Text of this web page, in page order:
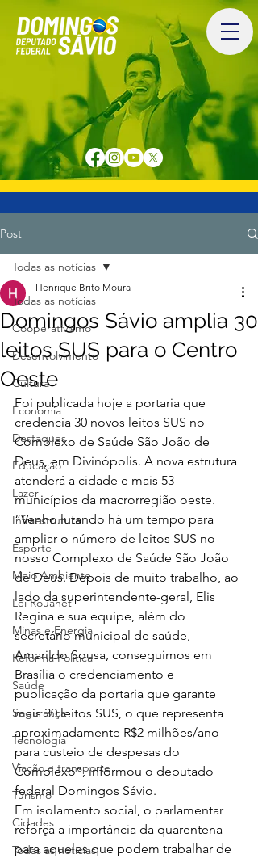
Post
Todas as notícias
Cooperativismo
Desenvolvimento
Cultura
Economia
Destaques
Educação
Lazer
Infraestrutura
Esporte
Meio Ambiente
Lei Rouanet
Minas e Energia
Reforma Política
Saúde
Segurança
Tecnologia
Viação e transporte
Turismo
Cidades
Todas as notícias
Todas as notícias
Domingos Sávio amplia 30
leitos SUS para o Centro
Oeste
Henrique Brito Moura
Foi publicada hoje a portaria que
credencia 30 novos leitos SUS no
Complexo de Saúde São João de
Deus, em Divinópolis. A nova estrutura
atenderá a cidade e mais 53
municípios da macrorregião oeste.
“Venho lutando há um tempo para
ampliar o número de leitos SUS no
nosso Complexo de Saúde São João
de Deus. Depois de muito trabalho, ao
lado da superintendente-geral, Elis
Regina e sua equipe, além do
secretário municipal de saúde,
Amarildo Sousa, conseguimos em
Brasília o credenciamento e
publicação da portaria que garante
mais 30 leitos SUS, o que representa
aproximadamente R$2 milhões/ano
para custeio de despesas do
Complexo”, informou o deputado
federal Domingos Sávio.
Em isolamento social, o parlamentar
reforça a importância da quarentena
para aqueles que podem trabalhar de